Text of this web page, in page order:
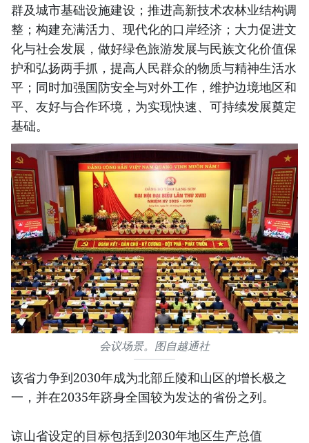
群及城市基础设施建设；推进高新技术农林业结构调
整；构建充满活力、现代化的口岸经济；大力促进文
化与社会发展，做好绿色旅游发展与民族文化价值保
护和弘扬两手抓，提高人民群众的物质与精神生活水
平；同时加强国防安全与对外工作，维护边境地区和
平、友好与合作环境，为实现快速、可持续发展奠定
基础。
会议场景。图自越通社
该省力争到2030年成为北部丘陵和山区的增长极之
一，并在2035年跻身全国较为发达的省份之列。
谅山省设定的目标包括到2030年地区生产总值